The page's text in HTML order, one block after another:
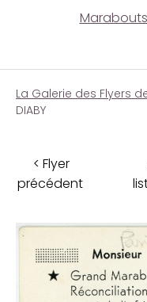
La Galerie des Flyers
DIABY
< Flyer
précédent